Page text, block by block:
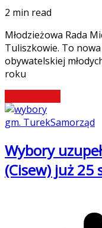
2 min read
Młodzieżowa Rada
Tuliszkowie. To
obywatelskiej
roku
gm. TurekSamorząd
Wybory
(Cisew) już 25